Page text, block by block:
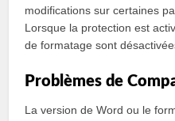
modifications sur certaines
Lorsque la protection est
de formatage sont
Problèmes de
La version de Word ou le